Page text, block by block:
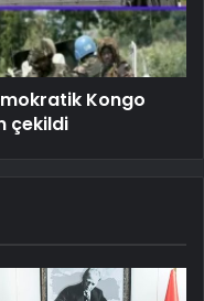
Kongo
çekildi